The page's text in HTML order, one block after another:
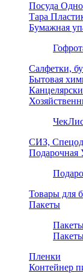
Посуда
Тара
Бумажная
Салфетки,
Бытовая
СИЗ,
Подарочная
Товары для
Пакеты
Пленки
Контейнер